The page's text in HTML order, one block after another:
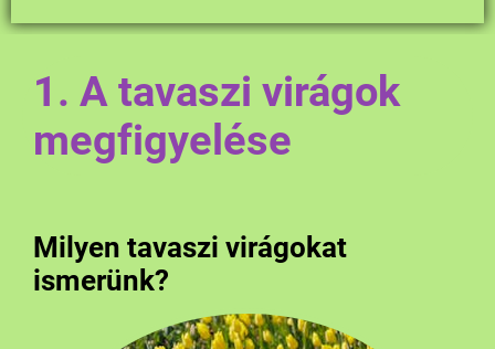
1. A tavaszi virágok
megfigyelése
Milyen tavaszi virágokat
ismerünk?